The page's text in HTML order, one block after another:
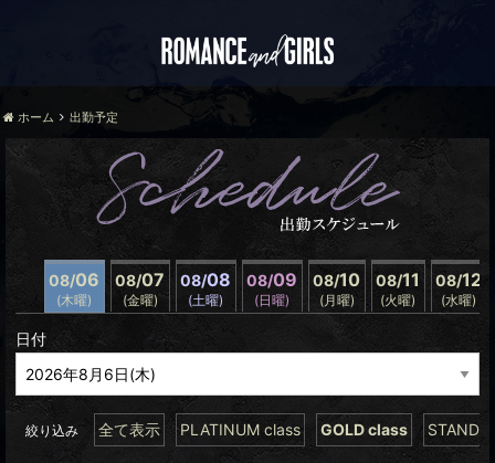
ホーム 出勤予定
08/06
(木曜)
08/07
(金曜)
08/08
(土曜)
08/09
(日曜)
08/10
(月曜)
08/11
(火曜)
08/12
(水曜)
日付
絞り込み 全て表示 PLATINUM class GOLD class